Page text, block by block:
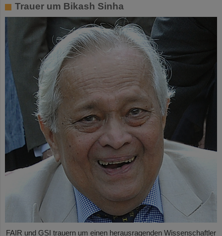
Trauer um Bikash Sinha
FAIR und GSI trauern um einen herausragenden Wissenschaftler